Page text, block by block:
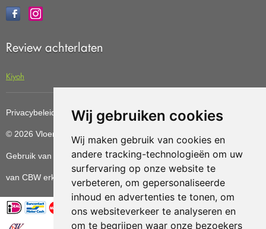
Wij gebruiken cookies
Wij maken gebruik van cookies en
andere tracking-technologieën om uw
surfervaring op onze website te
verbeteren, om gepersonaliseerde
inhoud en advertenties te tonen, om
ons websiteverkeer te analyseren en
om te begrijpen waar onze bezoekers
Review achterlaten
Kiyoh
Privacybeleid Cookiebeleid Update cookies preferences
© 2026 Vloerenvoordelig Deze website is ontwikkeld door AGN
Gebruik van deze site betekent dat u dealgemene voorwaarden
van CBW erkende woonwinkels accepteert.